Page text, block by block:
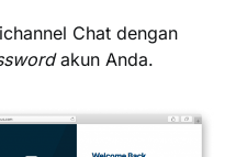
Chat dengan
akun Anda.